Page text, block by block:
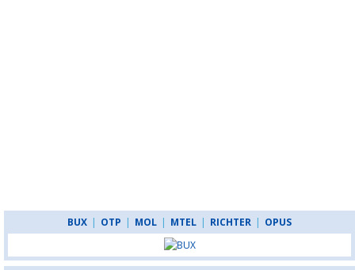
BUX | OTP | MOL | MTEL | RICHTER | OPUS